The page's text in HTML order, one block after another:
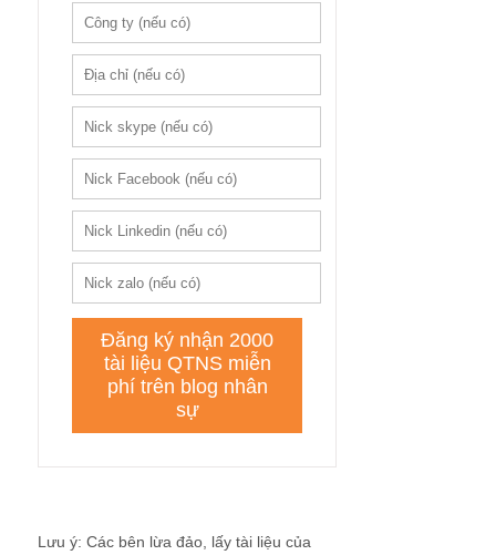
Lưu ý: Các bên lừa đảo, lấy tài liệu của